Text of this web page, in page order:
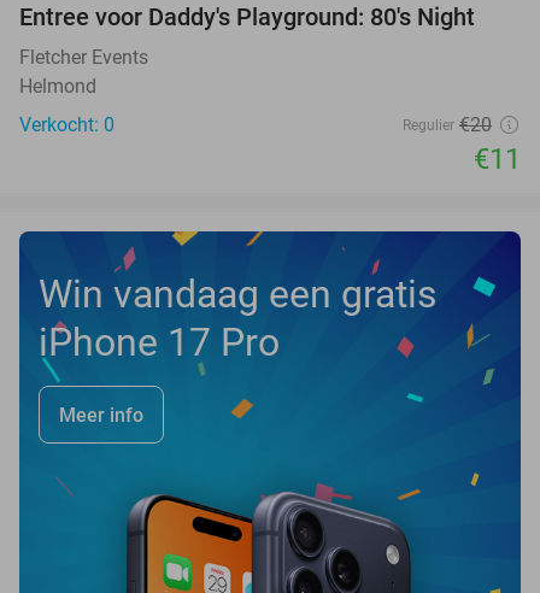
45%
TODAY
Entree voor Daddy's Playground: 80's Night
Fletcher Events
Helmond
Verkocht: 0
Regulier €20
€11
Win vandaag een gratis
iPhone 17 Pro
Meer info